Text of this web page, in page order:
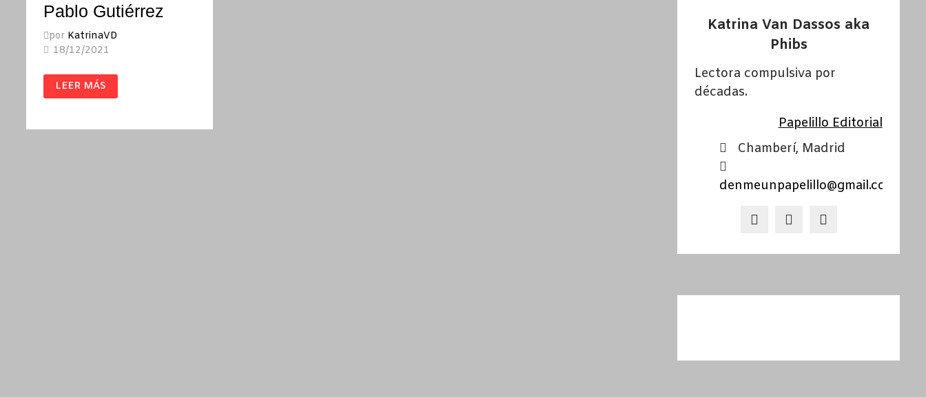
Pablo Gutiérrez
por KatrinaVD
18/12/2021
DEMOCRACIA
/
PABLO
LEER MÁS
Katrina Van Dassos aka
Phibs
Lectora compulsiva por
décadas.
Papelillo Editorial
Chamberí, Madrid
denmeunpapelillo@gmail.com